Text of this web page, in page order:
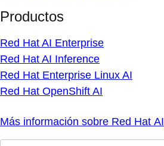
Productos
Red Hat AI Enterprise
Red Hat AI Inference
Red Hat Enterprise Linux AI
Red Hat OpenShift AI
Más información sobre Red Hat AI